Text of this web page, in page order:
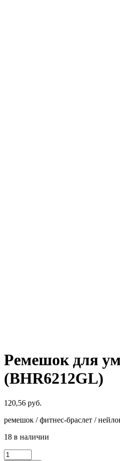
Ремешок для
(BHR6212GL)
120,56 руб.
ремешок / фитнес-браслет /
18 в наличии
Количество